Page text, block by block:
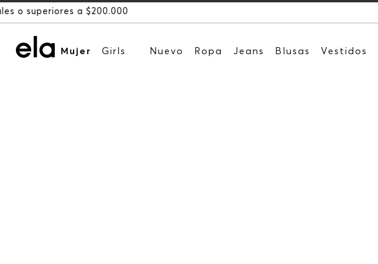
Mujer Girls Nuevo Ropa Jeans Blusas Vestidos